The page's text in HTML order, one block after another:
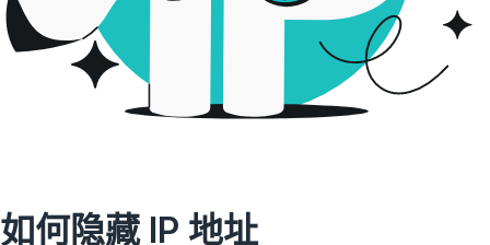
如何隐藏 IP 地址